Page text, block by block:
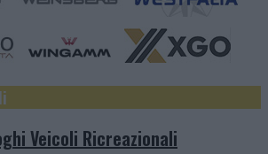
Veicoli Ricreazionali